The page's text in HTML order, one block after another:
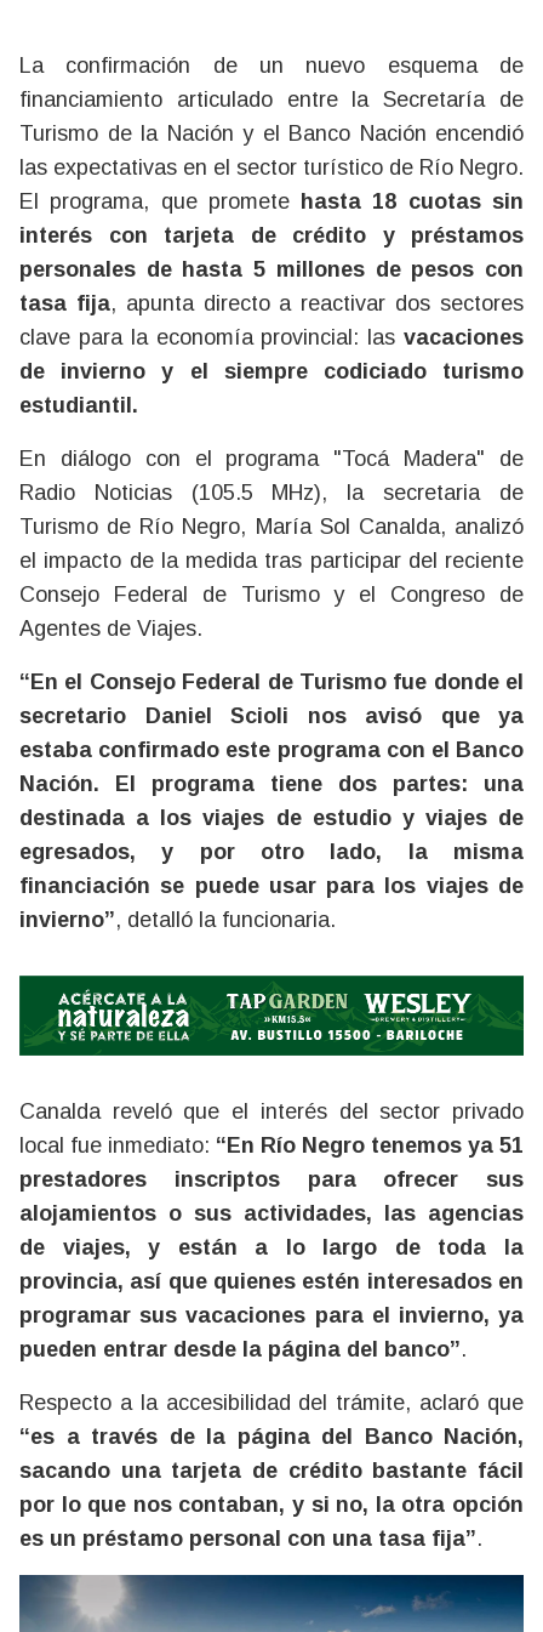
La confirmación de un nuevo esquema de
financiamiento articulado entre la Secretaría de
Turismo de la Nación y el Banco Nación encendió
las expectativas en el sector turístico de Río Negro.
El programa, que promete hasta 18 cuotas sin
interés con tarjeta de crédito y préstamos
personales de hasta 5 millones de pesos con
tasa fija, apunta directo a reactivar dos sectores
clave para la economía provincial: las vacaciones
de invierno y el siempre codiciado turismo
estudiantil.
En diálogo con el programa
"Tocá Madera" de
Radio Noticias (105.5 MHz), la secretaria de
Turismo de Río Negro, María Sol Canalda, analizó
el impacto de la medida tras participar del reciente
Consejo Federal de Turismo y el Congreso de
Agentes de Viajes.
“En el Consejo Federal de Turismo fue donde el
secretario Daniel Scioli nos avisó que ya
estaba confirmado este programa con el Banco
Nación. El programa tiene dos partes: una
destinada a los viajes de estudio y viajes de
egresados, y por otro lado, la misma
financiación se puede usar para los viajes de
invierno”, detalló la funcionaria.
Canalda reveló que el interés del sector privado
local fue inmediato: “En Río Negro tenemos ya 51
prestadores inscriptos para ofrecer sus
alojamientos o sus actividades, las agencias
de viajes, y están a lo largo de toda la
provincia, así que quienes estén interesados en
programar sus vacaciones para el invierno, ya
pueden entrar desde la página del banco”.
Respecto a la accesibilidad del trámite, aclaró que
“es a través de la página del Banco Nación,
sacando una tarjeta de crédito bastante fácil
por lo que nos contaban, y si no, la otra opción
es un préstamo personal con una tasa fija”.